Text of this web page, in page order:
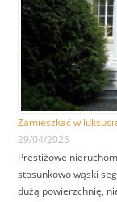
Zamieszkać w
29/04/2025
Prestiżowe
stosunkowo wąski
dużą powierzchnię,